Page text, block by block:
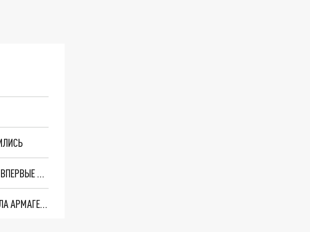
"ОЧЕНЬ ПЛОХИЕ НОВОСТИ": БОЛЬШАЯ ОШИБКА PALANTIR В РОССИИ. СТРАНЫ НАТО ВПЕРВЫЕ ЗА СВО ОСТАНОВИЛИ ПОСТАВКИ ОРУЖИЯ. ВСУ ТЕРЯЮТ ПРИГРАНИЧЬЕ?
ТРИ ГЛАВНЫХ ИНСАЙДА ОБ СВО. ОТМЕНА МОБИЛИЗАЦИИ И ВОЗВРАЩЕНИЕ "ГЕНЕРАЛА АРМАГЕДДОНА"? ОТЛИЧНЫЕ НОВОСТИ, КОТОРЫЕ ЖДАЛИ ВСЕ